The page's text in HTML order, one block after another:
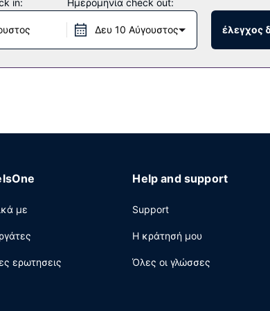
in: Ημερομηνία check out:
Δευ 10 Αύγουστος έλεγχος
με
ερωτησεις
Help and support
Support
Η κράτησή μου
Όλες οι γλώσσες